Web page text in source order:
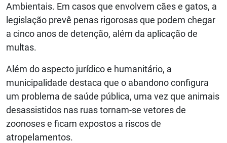
Ambientais. Em casos que envolvem cães e gatos, a
legislação prevê penas rigorosas que podem chegar
a cinco anos de detenção, além da aplicação de
multas.
Além do aspecto jurídico e humanitário, a
municipalidade destaca que o abandono configura
um problema de saúde pública, uma vez que animais
desassistidos nas ruas tornam-se vetores de
zoonoses e ficam expostos a riscos de
atropelamentos.